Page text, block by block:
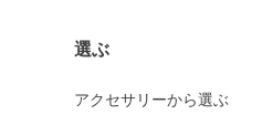
選ぶ
アクセサリーから選ぶ